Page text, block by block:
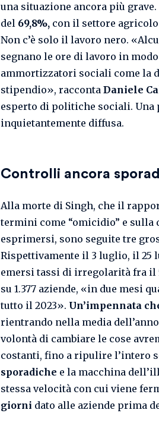
una situazione ancora più
del 69,8%, con il settore agricolo
Non c’è solo il lavoro nero.
segnano le ore di lavoro in
ammortizzatori sociali come la
stipendio», racconta Daniele
esperto di politiche sociali. Una
inquietantemente diffusa.
Controlli ancora
Alla morte di Singh, che il
termini come “omicidio” e sulla
esprimersi, sono seguite tre
Rispettivamente il 3 luglio, il 25
emersi tassi di irregolarità fra il
su 1.377 aziende, «in due mesi
tutto il 2023». Un’impennata
rientrando nella media
volontà di cambiare le cose
costanti, fino a ripulire l’intero
sporadiche e la macchina
stessa velocità con cui viene
giorni dato alle aziende prima